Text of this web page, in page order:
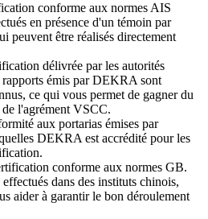
conforme aux normes AIS
en présence d'un témoin par
être réalisés directement
délivrée par les autorités
émis par DEKRA sont
ce qui vous permet de gagner du
l'agrément VSCC.
aux portarias émises par
DEKRA est accrédité pour les
conforme aux normes GB.
dans des instituts chinois,
aider à garantir le bon déroulement